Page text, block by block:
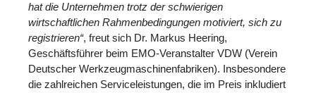
hat die Unternehmen trotz der schwierigen
wirtschaftlichen Rahmenbedingungen motiviert, sich zu
registrieren“, freut sich Dr. Markus Heering,
Geschäftsführer beim EMO-Veranstalter VDW (Verein
Deutscher Werkzeugmaschinenfabriken). Insbesondere
die zahlreichen Serviceleistungen, die im Preis inkludiert